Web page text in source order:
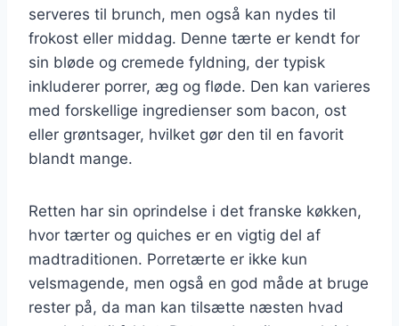
serveres til brunch, men også kan nydes til
frokost eller middag. Denne tærte er kendt for
sin bløde og cremede fyldning, der typisk
inkluderer porrer, æg og fløde. Den kan varieres
med forskellige ingredienser som bacon, ost
eller grøntsager, hvilket gør den til en favorit
blandt mange.
Retten har sin oprindelse i det franske køkken,
hvor tærter og quiches er en vigtig del af
madtraditionen. Porretærte er ikke kun
velsmagende, men også en god måde at bruge
rester på, da man kan tilsætte næsten hvad